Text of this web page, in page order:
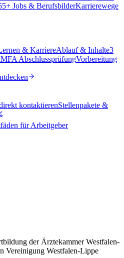
+ Jobs & BerufsbilderKarrierewege
& KarriereAblauf & Inhalte3
MFA AbschlussprüfungVorbereitung
kontaktierenStellenpakete &
für Arbeitgeber
der Ärztekammer Westfalen-
Vereinigung Westfalen-Lippe